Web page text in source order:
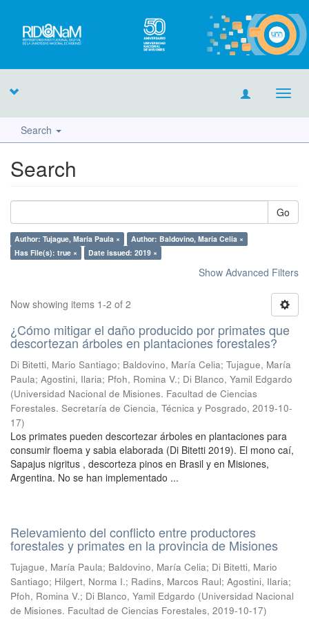
Search
Search
Go
Author: Tujague, María Paula ×
Author: Baldovino, María Celia ×
Has File(s): true ×
Date issued: 2019 ×
Show Advanced Filters
Now showing items 1-2 of 2
¿Cómo mitigar el daño producido por primates que
descortezan árboles en plantaciones forestales?
Di Bitetti, Mario Santiago; Baldovino, María Celia; Tujague, María
Paula; Agostini, Ilaria; Pfoh, Romina V.; Di Blanco, Yamil Edgardo
(Universidad Nacional de Misiones. Facultad de Ciencias
Forestales. Secretaría de Ciencia, Técnica y Posgrado, 2019-10-
17)
Los primates pueden descortezar árboles en plantaciones para
consumir floema y sabia elaborada (Di Bitetti 2019). El mono caí,
Sapajus nigritus , descorteza pinos en Brasil y en Misiones,
Argentina. No se han implementado ...
Relevamiento del conflicto entre productores
forestales y primates en la provincia de Misiones
Tujague, María Paula; Baldovino, María Celia; Di Bitetti, Mario
Santiago; Hilgert, Norma I.; Radins, Marcos Raul; Agostini, Ilaria;
Pfoh, Romina V.; Di Blanco, Yamil Edgardo (Universidad Nacional
de Misiones. Facultad de Ciencias Forestales, 2019-10-17)